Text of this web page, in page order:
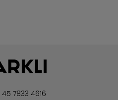
7833 4616